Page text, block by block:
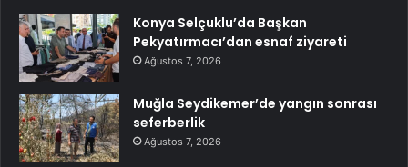
Konya Selçuklu’da Başkan
Pekyatırmacı’dan esnaf ziyareti
Ağustos 7, 2026
Muğla Seydikemer’de yangın sonrası
seferberlik
Ağustos 7, 2026